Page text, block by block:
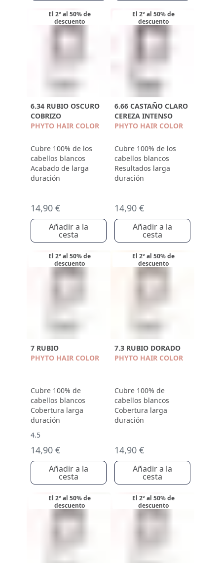
El 2º al 50% de
descuento
6.34 RUBIO OSCURO
COBRIZO
PHYTO HAIR COLOR
Cubre 100% de los
cabellos blancos
Acabado de larga
duración
14,90 €
Añadir a la
cesta
El 2º al 50% de
descuento
6.66 CASTAÑO CLARO
CEREZA INTENSO
PHYTO HAIR COLOR
Cubre 100% de los
cabellos blancos
Resultados larga
duración
14,90 €
Añadir a la
cesta
El 2º al 50% de
descuento
7 RUBIO
PHYTO HAIR COLOR
Cubre 100% de
cabellos blancos
Cobertura larga
duración
4.5
14,90 €
Añadir a la
cesta
El 2º al 50% de
descuento
7.3 RUBIO DORADO
PHYTO HAIR COLOR
Cubre 100% de
cabellos blancos
Cobertura larga
duración
14,90 €
Añadir a la
cesta
El 2º al 50% de
descuento
El 2º al 50% de
descuento